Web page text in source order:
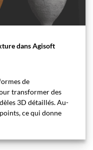
dans Agisoft
de
transformer des
3D détaillés. Au-
ce qui donne